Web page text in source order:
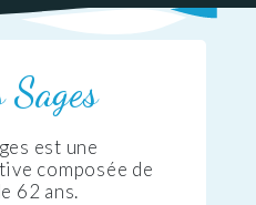
Sages
est une
composée de
62 ans.